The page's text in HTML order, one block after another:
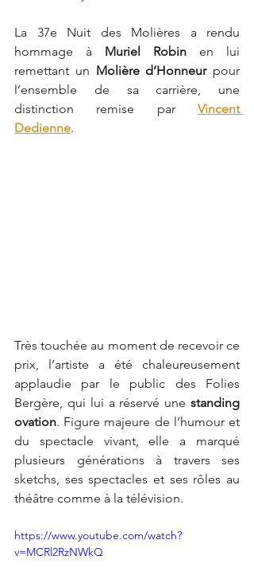
La 37e Nuit des Molières a rendu
hommage à Muriel Robin en lui
remettant un Molière d’Honneur pour
l’ensemble de sa carrière, une
distinction remise par Vincent
Dedienne.
Très touchée au moment de recevoir ce
prix, l’artiste a été chaleureusement
applaudie par le public des Folies
Bergère, qui lui a réservé une standing
ovation. Figure majeure de l’humour et
du spectacle vivant, elle a marqué
plusieurs générations à travers ses
sketchs, ses spectacles et ses rôles au
théâtre comme à la télévision.
https://www.youtube.com/watch?
v=MCRl2RzNWkQ